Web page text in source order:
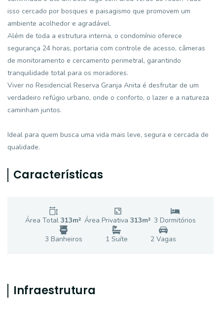
isso cercado por bosques e paisagismo que promovem um
ambiente acolhedor e agradável.
Além de toda a estrutura interna, o condomínio oferece
segurança 24 horas, portaria com controle de acesso, câmeras
de monitoramento e cercamento perimetral, garantindo
tranquilidade total para os moradores.
Viver no Residencial Reserva Granja Anita é desfrutar de um
verdadeiro refúgio urbano, onde o conforto, o lazer e a natureza
caminham juntos.
Ideal para quem busca uma vida mais leve, segura e cercada de
qualidade.
Características
Área Total 313m² Área Privativa 313m² 3 Dormitórios
3 Banheiros 1 Suíte 2Vagas
Infraestrutura